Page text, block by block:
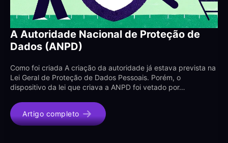
A Autoridade Nacional de Proteção de
Dados (ANPD)
Como foi criada A criação da autoridade já estava prevista na
Lei Geral de Proteção de Dados Pessoais. Porém, o
dispositivo da lei que criava a ANPD foi vetado por…
Artigo completo